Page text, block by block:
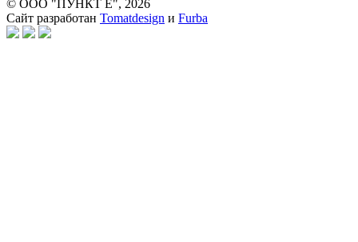
© ООО "ПУНКТ Е", 2026
Сайт разработан Tomatdesign и Furba